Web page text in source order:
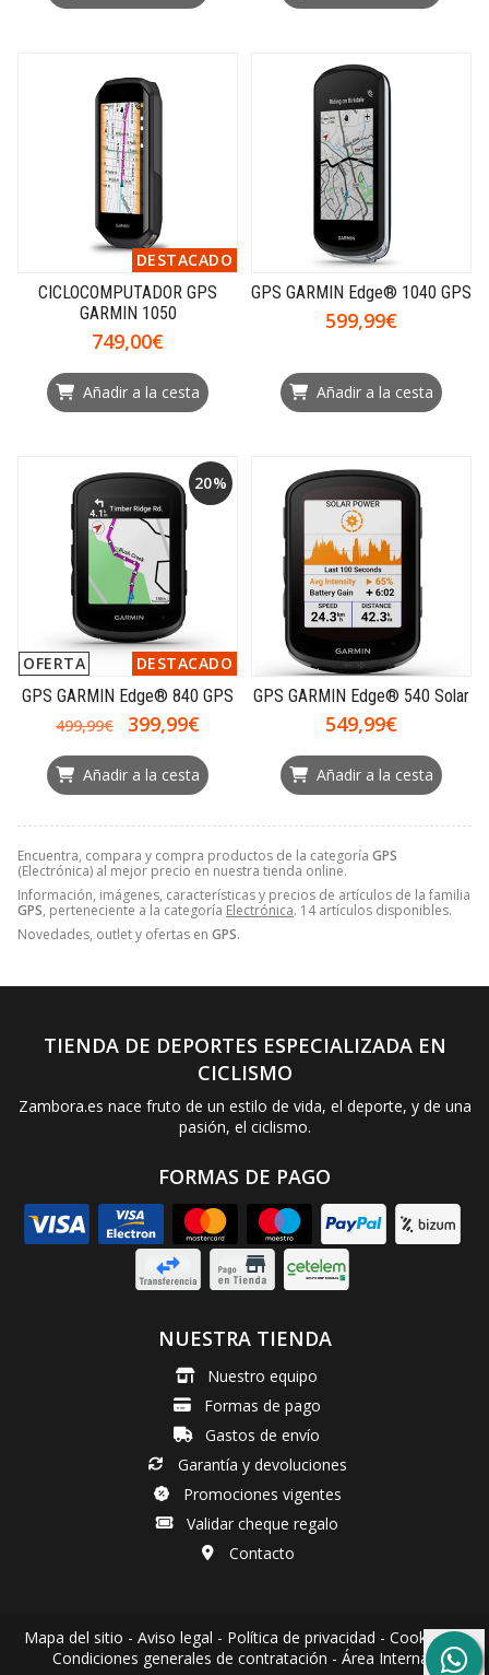
Encuentra, compara y compra productos de la categoría GPS
(Electrónica) al mejor precio en nuestra tienda online.
Información, imágenes, características y precios de artículos de la familia
GPS, perteneciente a la categoría Electrónica. 14 artículos disponibles.
Novedades, outlet y ofertas en GPS.
DESTACADO
CICLOCOMPUTADOR GPS
GARMIN 1050
749,00€
Añadir a la cesta
GPS GARMIN Edge® 1040 GPS
599,99€
Añadir a la cesta
20%
OFERTA
DESTACADO
GPS GARMIN Edge® 840 GPS
499,99€
399,99€
Añadir a la cesta
GPS GARMIN Edge® 540 Solar
549,99€
Añadir a la cesta
TIENDA DE DEPORTES ESPECIALIZADA EN
CICLISMO
Zambora.es nace fruto de un estilo de vida, el deporte, y de una
pasión, el ciclismo.
FORMAS DE PAGO
NUESTRA TIENDA
Nuestro equipo
Formas de pago
Gastos de envío
Garantía y devoluciones
Promociones vigentes
Validar cheque regalo
Contacto
Mapa del sitio - Aviso legal - Política de privacidad - Cookies-
Condiciones generales de contratación - Área Interna